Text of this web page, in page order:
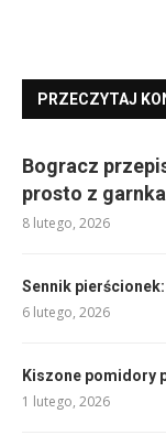
PRZECZYTAJ
Bogracz
prosto z garnka
8 lutego, 2026
Sennik
6 lutego, 2026
Kiszone pomidory
1 lutego, 2026